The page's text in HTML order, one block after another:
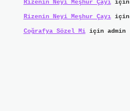
Rizenin Neyi Meşhur Çayıiçin
Rizenin Neyi Meşhur Çayıiçin
Coğrafya Sözel Miiçin admin